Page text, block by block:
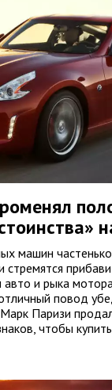
машин
и рыка
повод
Паризи
чтобы